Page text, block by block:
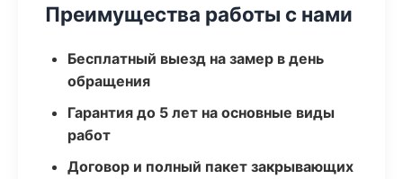
Преимущества работы с нами
Бесплатный выезд на замер в день
обращения
Гарантия до 5 лет на основные виды
работ
Договор и полный пакет закрывающих